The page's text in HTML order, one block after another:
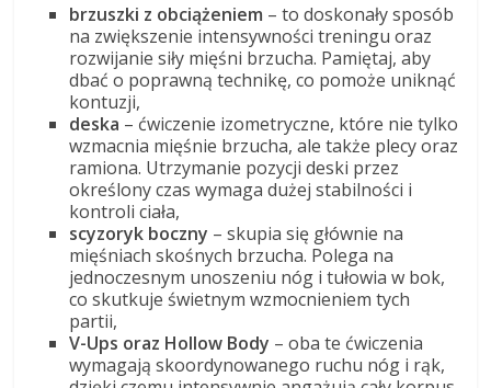
brzuszki z obciążeniem – to doskonały sposób
na zwiększenie intensywności treningu oraz
rozwijanie siły mięśni brzucha. Pamiętaj, aby
dbać o poprawną technikę, co pomoże uniknąć
kontuzji,
deska – ćwiczenie izometryczne, które nie tylko
wzmacnia mięśnie brzucha, ale także plecy oraz
ramiona. Utrzymanie pozycji deski przez
określony czas wymaga dużej stabilności i
kontroli ciała,
scyzoryk boczny – skupia się głównie na
mięśniach skośnych brzucha. Polega na
jednoczesnym unoszeniu nóg i tułowia w bok,
co skutkuje świetnym wzmocnieniem tych
partii,
V-Ups oraz Hollow Body – oba te ćwiczenia
wymagają skoordynowanego ruchu nóg i rąk,